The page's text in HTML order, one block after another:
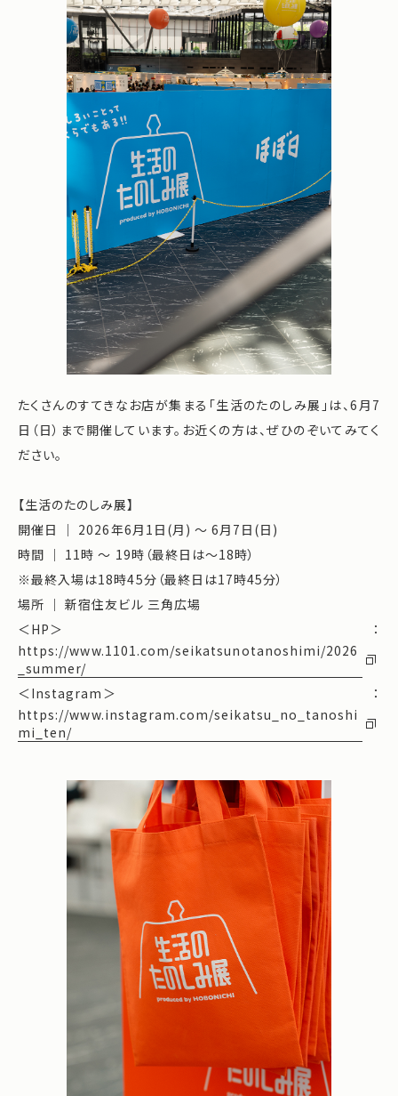
たくさんのすてきなお店が集まる「生活のたのしみ展」は、6月7
日（日）まで開催しています。お近くの方は、ぜひのぞいてみてく
ださい。
【生活のたのしみ展】
開催日 ｜ 2026年6月1日(月) ～ 6月7日(日)
時間 ｜ 11時 ～ 19時（最終日は〜18時）
※最終入場は18時45分（最終日は17時45分）
場所 ｜ 新宿住友ビル 三角広場
＜HP＞：
https://www.1101.com/seikatsunotanoshimi/2026
_summer/
＜Instagram＞：
https://www.instagram.com/seikatsu_no_tanoshi
mi_ten/